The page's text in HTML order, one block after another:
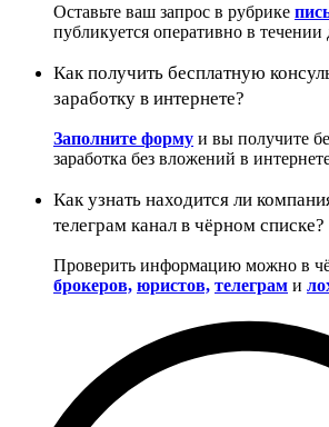
Оставьте ваш запрос в рубрике
публикуется оперативно в течении
Как получить бесплатную
заработку в интернете?
Заполните форму и вы получите
заработка без вложений в
Как узнать находится ли
телеграм канал в чёрном списке?
Проверить информацию можно в
брокеров, юристов, телеграм и